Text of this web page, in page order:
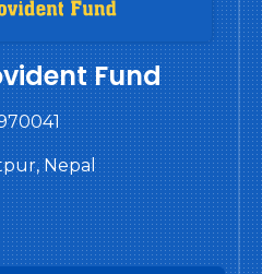
Fund
Nepal